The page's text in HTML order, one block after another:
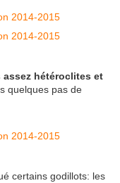
assez hétéroclites et
quelques pas de
certains godillots: les